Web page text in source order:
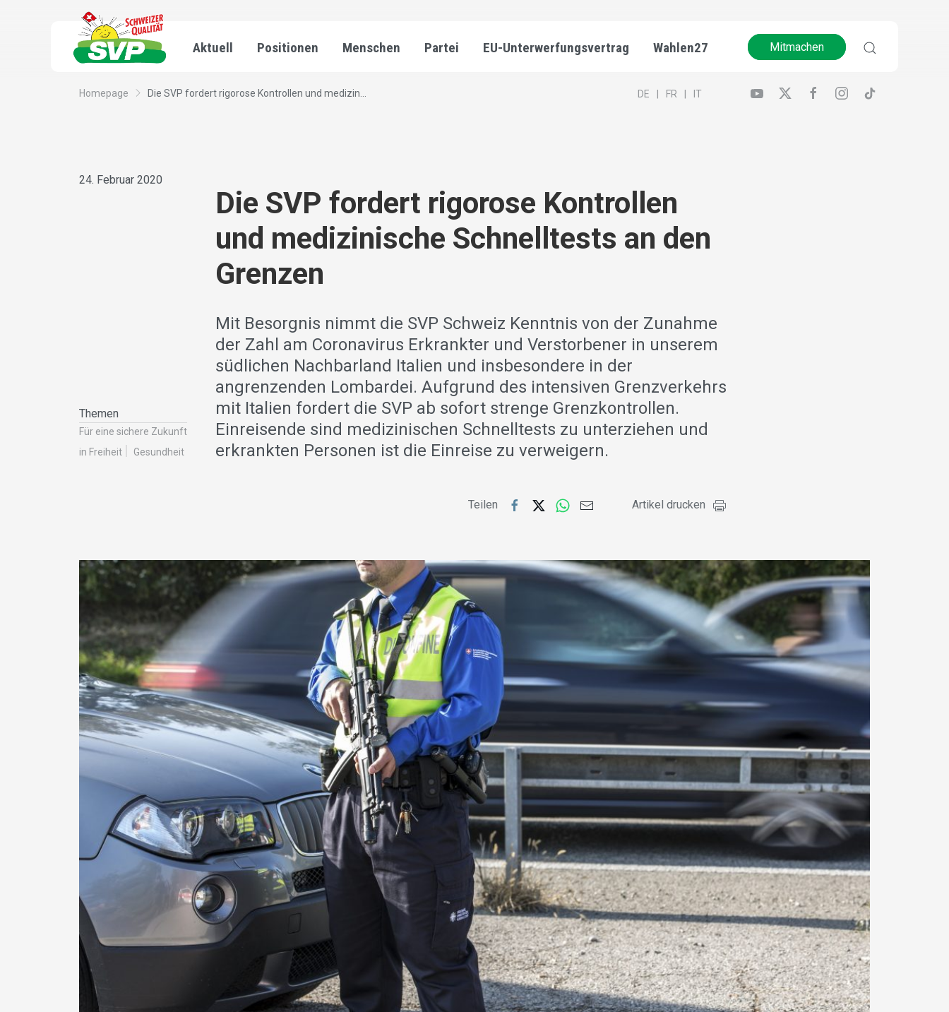
Aktuell Positionen Menschen Partei EU-Unterwerfungsvertrag Wahlen27 Mitmachen
Homepage Die SVP fordert rigorose Kontrollen und medizin... DE FR IT
24. Februar 2020
Themen
Für eine sichere Zukunft
in Freiheit
Gesundheit
Die SVP fordert rigorose Kontrollen
und medizinische Schnelltests an den
Grenzen
Mit Besorgnis nimmt die SVP Schweiz Kenntnis von der Zunahme
der Zahl am Coronavirus Erkrankter und Verstorbener in unserem
südlichen Nachbarland Italien und insbesondere in der
angrenzenden Lombardei. Aufgrund des intensiven Grenzverkehrs
mit Italien fordert die SVP ab sofort strenge Grenzkontrollen.
Einreisende sind medizinischen Schnelltests zu unterziehen und
erkrankten Personen ist die Einreise zu verweigern.
Teilen Artikel drucken